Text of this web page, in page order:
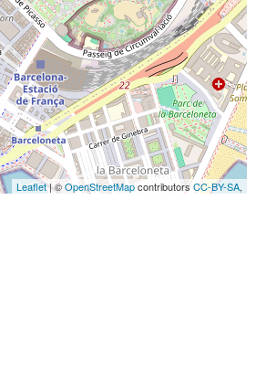
Leaflet| ©OpenStreetMapcontributorsCC-BY-SA,